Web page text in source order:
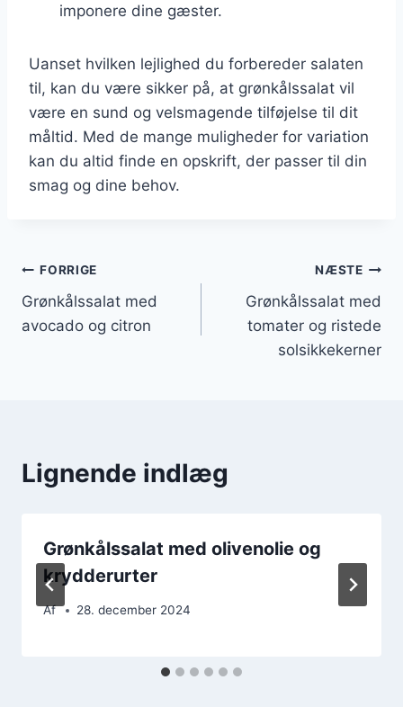
imponere dine gæster.
Uanset hvilken lejlighed du forbereder salaten
til, kan du være sikker på, at grønkålssalat vil
være en sund og velsmagende tilføjelse til dit
måltid. Med de mange muligheder for variation
kan du altid finde en opskrift, der passer til din
smag og dine behov.
Indlægsnavigation
FORRIGE
Grønkålssalat med
avocado og citron
NÆSTE
Grønkålssalat med
tomater og ristede
solsikkekerner
Lignende indlæg
Grønkålssalat med olivenolie og
krydderurter
Af 28. december 2024